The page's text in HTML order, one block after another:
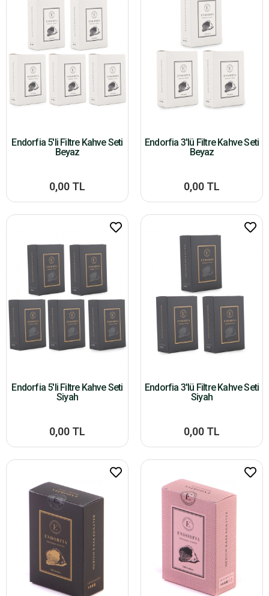
Endorfia 5'li Filtre Kahve Seti
Beyaz
0,00 TL
Endorfia 3'lü Filtre Kahve Seti
Beyaz
0,00 TL
Endorfia 5'li Filtre Kahve Seti
Siyah
0,00 TL
Endorfia 3'lü Filtre Kahve Seti
Siyah
0,00 TL